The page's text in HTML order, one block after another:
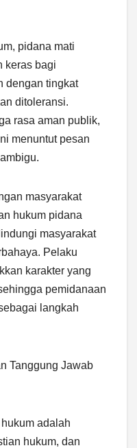
pidana mati
keras bagi
dengan tingkat
ditoleransi.
rasa aman publik,
menuntut pesan
masyarakat
hukum pidana
masyarakat
Pelaku
karakter yang
pemidanaan
langkah
Tanggung Jawab
adalah
hukum, dan